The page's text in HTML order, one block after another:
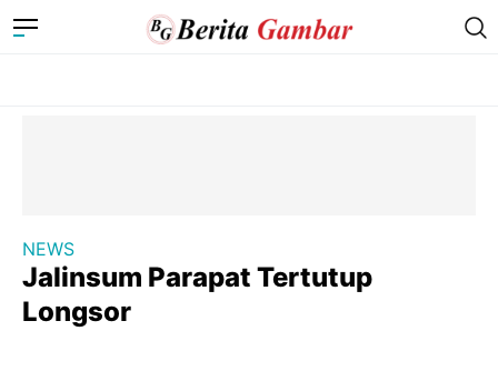
NEWS
Jalinsum Parapat Tertutup
Longsor